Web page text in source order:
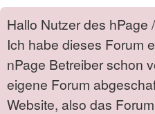
Hallo Nutzer des hPage
Ich habe dieses Forum
nPage Betreiber schon
eigene Forum
Website, also das